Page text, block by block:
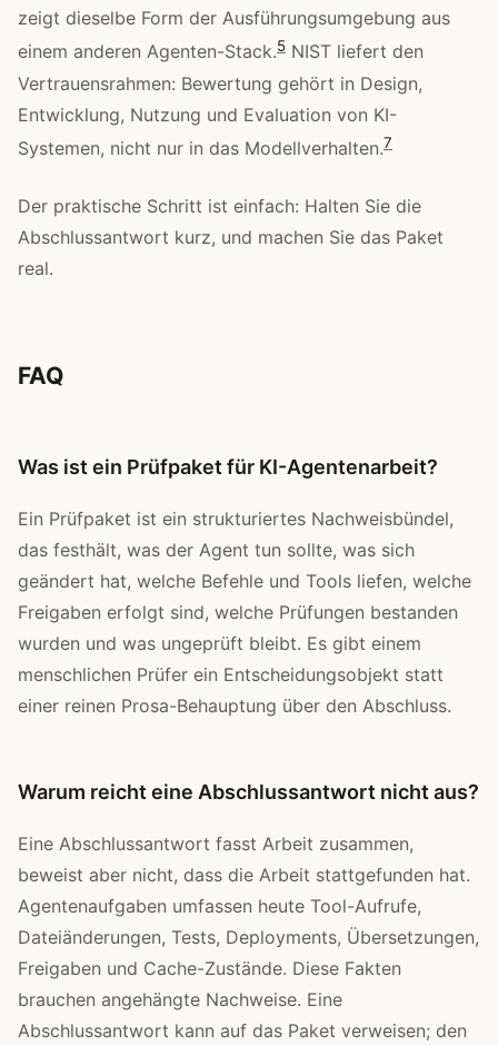
zeigt dieselbe Form der Ausführungsumgebung aus
einem anderen Agenten-Stack.5 NIST liefert den
Vertrauensrahmen: Bewertung gehört in Design,
Entwicklung, Nutzung und Evaluation von KI-
Systemen, nicht nur in das Modellverhalten.7
Der praktische Schritt ist einfach: Halten Sie die
Abschlussantwort kurz, und machen Sie das Paket
real.
FAQ
Was ist ein Prüfpaket für KI-Agentenarbeit?
Ein Prüfpaket ist ein strukturiertes Nachweisbündel,
das festhält, was der Agent tun sollte, was sich
geändert hat, welche Befehle und Tools liefen, welche
Freigaben erfolgt sind, welche Prüfungen bestanden
wurden und was ungeprüft bleibt. Es gibt einem
menschlichen Prüfer ein Entscheidungsobjekt statt
einer reinen Prosa-Behauptung über den Abschluss.
Warum reicht eine Abschlussantwort nicht aus?
Eine Abschlussantwort fasst Arbeit zusammen,
beweist aber nicht, dass die Arbeit stattgefunden hat.
Agentenaufgaben umfassen heute Tool-Aufrufe,
Dateiänderungen, Tests, Deployments, Übersetzungen,
Freigaben und Cache-Zustände. Diese Fakten
brauchen angehängte Nachweise. Eine
Abschlussantwort kann auf das Paket verweisen; den